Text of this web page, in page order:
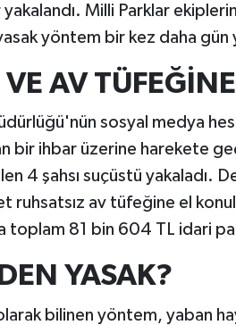
yakalandı. Milli Parklar
yöntem bir kez daha gün
AV
sosyal medya
bir ihbar üzerine harekete
4 şahsı suçüstü yakaladı.
av tüfeğine el
toplam 81 bin 604 TL idari
YASAK?
bilinen yöntem, yaban